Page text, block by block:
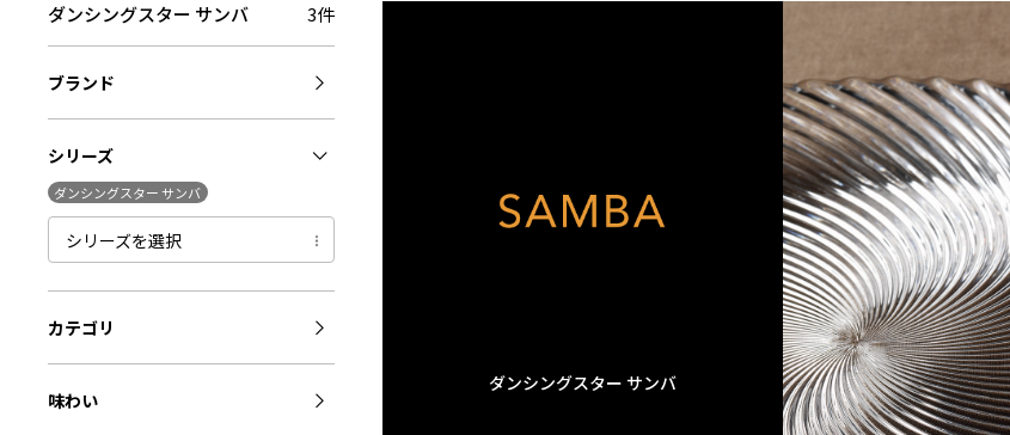
ダンシングスター サンバ
ダンシングスター サンバ 3件
ブランド
シリーズ
ダンシングスター サンバ
シリーズを選択
カテゴリ
味わい